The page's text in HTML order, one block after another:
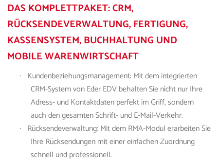
DAS KOMPLETTPAKET: CRM,
RÜCKSENDEVERWALTUNG, FERTIGUNG,
KASSENSYSTEM, BUCHHALTUNG UND
MOBILE WARENWIRTSCHAFT
·
Kundenbeziehungsmanagement: Mit dem integrierten
CRM-System vonEder EDVbehalten Sie nicht nur Ihre
Adress- und Kontaktdaten perfekt im Griff, sondern
auch den gesamten Schrift- und E-Mail-Verkehr.
·
Rücksendeverwaltung: Mit dem RMA-Modul erarbeiten Sie
Ihre Rücksendungen mit einer einfachen Zuordnung
schnell und professionell.